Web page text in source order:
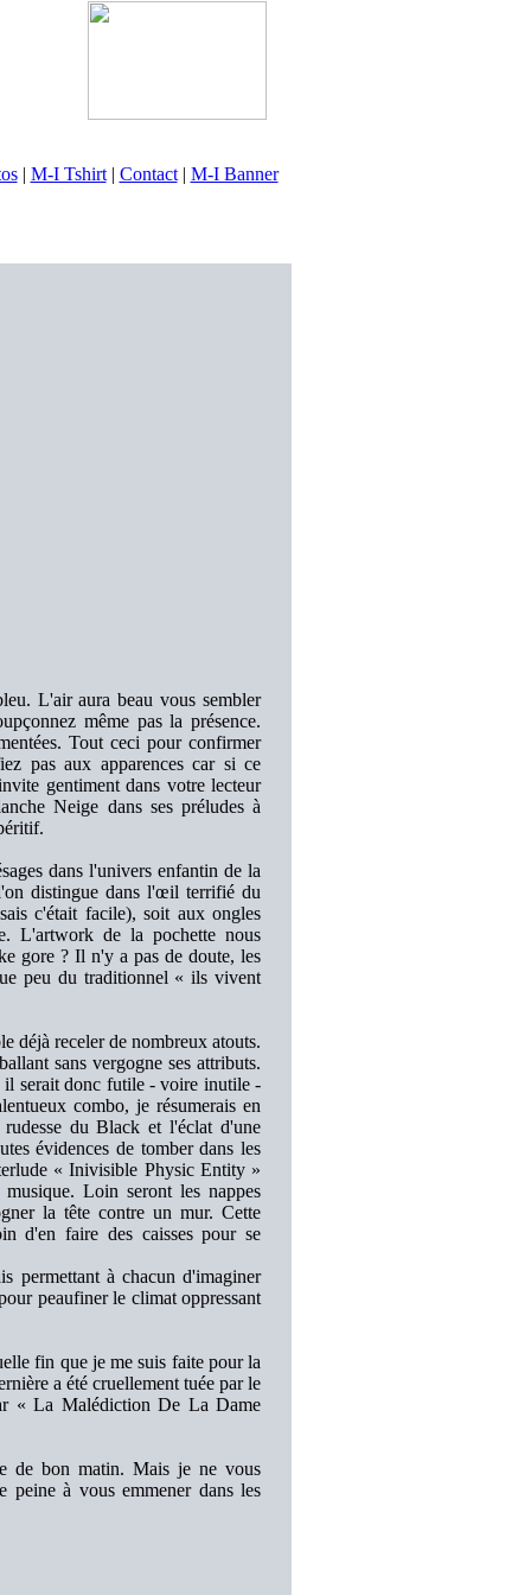
| M-I Tshirt| Contact| M-I Banner
L'air aura beau vous sembler
même pas la présence.
Tout ceci pour confirmer
pas aux apparences car si ce
gentiment dans votre lecteur
Neige dans ses préludes à
dans l'univers enfantin de la
distingue dans l'œil terrifié du
c'était facile), soit aux ongles
L'artwork de la pochette nous
gore ? Il n'y a pas de doute, les
peu du traditionnel « ils vivent
déjà receler de nombreux atouts.
sans vergogne ses attributs.
il serait donc futile - voire inutile -
combo, je résumerais en
rudesse du Black et l'éclat d'une
évidences de tomber dans les
« Inivisible Physic Entity »
Loin seront les nappes
la tête contre un mur. Cette
d'en faire des caisses pour se
permettant à chacun d'imaginer
peaufiner le climat oppressant
fin que je me suis faite pour la
a été cruellement tuée par le
« La Malédiction De La Dame
de bon matin. Mais je ne vous
à vous emmener dans les